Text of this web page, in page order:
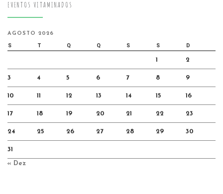
EVENTOS VITAMINADOS
AGOSTO 2026
S T Q Q S S D
1 2
3 4 5 6 7 8 9
10 11 12 13 14 15 16
17 18 19 20 21 22 23
24 25 26 27 28 29 30
31
« Dez